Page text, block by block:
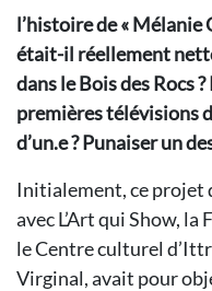
l’histoire de « Mélanie
était-il réellement
dans le Bois des Rocs
premières télévisions
d’un.e ? Punaiser un
Initialement, ce projet
avec L’Art qui Show,
le Centre culturel
Virginal, avait pour